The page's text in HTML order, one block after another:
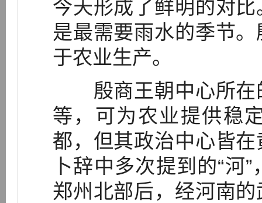
今天形成了鲜明的对
是最需要雨水的季节
于农业生产。
殷商王朝中心所在
等，可为农业提供稳
都，但其政治中心皆
卜辞中多次提到的“河
郑州北部后，经河南